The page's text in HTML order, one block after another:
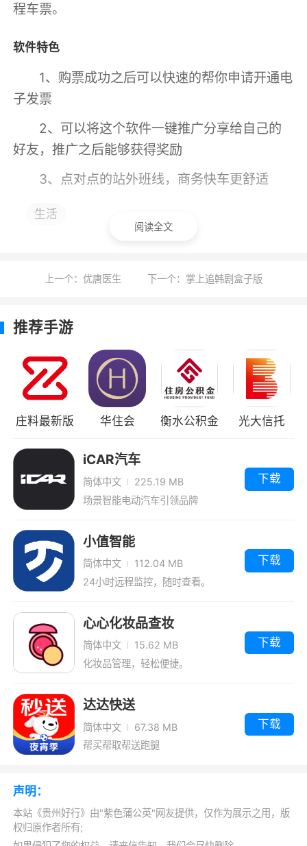
程车票。
软件特色
1、购票成功之后可以快速的帮你申请开通电
子发票
2、可以将这个软件一键推广分享给自己的
好友，推广之后能够获得奖励
3、点对点的站外班线，商务快车更舒适
4、随时随地预订汽车票，无需排队，在线
排队的时间
小编评价
1、贵州好行为用户提供一个便捷的在线购票
平台，让用户可以快速了解客运车辆信息，在线
2、软件拥有客运信息，车票预售服务、物
流服务、用车服务、增值服务等诸多功能，可以
帮助贵州人更轻松生活，更便捷出行
3、不仅能为你提供便捷的车票预订服务，
还可以让你在这款软件中享受到游、运、购一体
化的新型运输服务体系哟
更新日志
更新说明：
2.新增订单修改功能
3.界面优化
生活
阅读全文
上一个：优唐医生 下一个：掌上追韩剧盒子版
推荐手游
庄料最新版 华住会
衡水公积金
光大信托
iCAR汽车
简体中文
225.19 MB
场景智能电动汽车引领品牌
下载
小值智能
简体中文
112.04 MB
24小时远程监控，随时查看。
下载
心心化妆品查妆
简体中文
15.62 MB
化妆品管理，轻松便捷。
下载
达达快送
简体中文
67.38 MB
帮买帮取帮送跑腿
下载
声明：
本站《贵州好行》由"紫色蒲公英"网友提供，仅作为展示之用，版
权归原作者所有;